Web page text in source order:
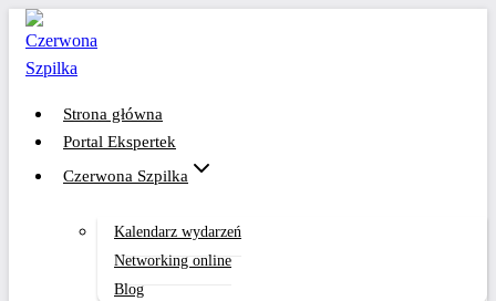
Przejdź
treści
Strona główna
Portal Ekspertek
Czerwona Szpilka
Kalendarz wydarzeń
Networking online
Blog